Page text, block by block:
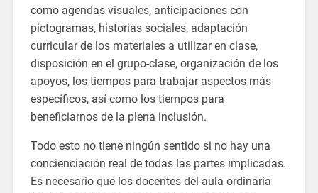
como agendas visuales, anticipaciones con
pictogramas, historias sociales, adaptación
curricular de los materiales a utilizar en clase,
disposición en el grupo-clase, organización de los
apoyos, los tiempos para trabajar aspectos más
específicos, así como los tiempos para
beneficiarnos de la plena inclusión.
Todo esto no tiene ningún sentido si no hay una
concienciación real de todas las partes implicadas.
Es necesario que los docentes del aula ordinaria